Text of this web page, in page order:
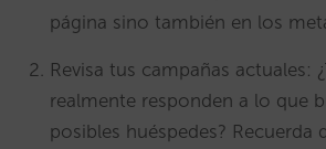
página sino también en los
Revisa tus campañas actuales:
realmente responden a lo que
posibles huéspedes? Recuerda